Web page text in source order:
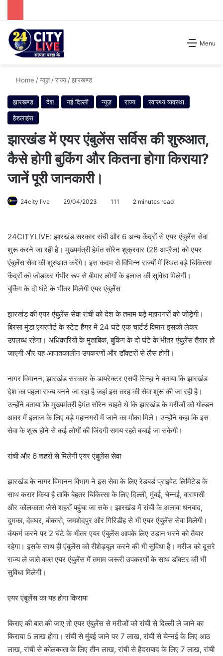
Menu
Search for
Home /न्यूज़ /राज्य /झारखण्ड
झारखण्ड देश नई दिल्ली न्यूज़ राज्य
स्वास्थ्य व्यवस्था
हेडलाइंस
झारखंड में एयर एंबुलेंस सर्विस की शुरुआत,
कैसे होगी बुकिंग और कितना होगा किराया?
जानें पूरी जानकारी।
24city live 29/04/2023 111 2 minutes read
24CITYLIVE: झारखंड सरकार रांची और 6 अन्य केंद्रों से एयर एंबुलेंस सेवा
शुरू करने जा रही है। मुख्यमंत्री हेमंत सोरेन शुक्रवार (28 अप्रैल) को एयर
एंबुलेंस सेवा की शुरुआत करेंगे। इस कदम से विभिन्न राज्यों में स्थित बड़े चिकित्सा
केंद्रों को जोड़कर गंभीर रूप से बीमार लोगों के इलाज की सुविधा मिलेगी।
बुकिंग के दो घंटे के भीतर मिलेगी एयर एंबुलेंस
झारखंड की एयर एंबुलेंस सेवा रांची को देश के तमाम बड़े महानगरों को जोड़ेगी।
बिरसा मुंडा एयरपोर्ट के स्टेट हैंगर में 24 घंटे एक चार्टर्ड विमान इसको लेकर
उपलब्ध रहेगा। अधिकारियों के मुताबिक, बुकिंग के दो घंटे के भीतर एंबुलेंस तैयार हो
जाएगी और यह आपातकालीन उपकरणों और डॉक्टरों से लैस होगी।
नागर विमानन, झारखंड सरकार के डायरेक्टर एसपी सिन्हा ने बताया कि झारखंड
देश का पहला राज्य बनने जा रहा है जहां इस तरह की सेवा शुरू की जा रही है।
उन्होंने बताया कि मुख्यमंत्री हेमंत सोरेन चाहते थे कि झारखंड के मरीजों को गोल्डन
आवर में इलाज के लिए बड़े महानगरों में जाने का मौका मिले। उन्होंने कहा कि इस
सेवा के शुरू होने से कई लोगों की जिंदगी समय रहते बचाई जा सकेगी।
रांची और 6 शहरों से मिलेगी एयर एंबुलेंस सेवा
झारखंड के नागर विमानन विभाग ने इस सेवा के लिए रेडबर्ड प्राइवेट लिमिटेड के
साथ करार किया है ताकि बेहतर चिकित्सा के लिए दिल्ली, मुंबई, चेन्नई, वाराणसी
और कोलकाता जैसे शहरों पहुंचा जा सके। झारखंड में रांची के अलावा धनबाद,
दुमका, देवघर, बोकारो, जमशेदपुर और गिरिडीह से भी एयर एंबुलेंस सेवा मिलेगी।
कंफर्म करने पर 2 घंटे के भीतर एयर एंबुलेंस आपके लिए उड़ान भरने को तैयार
रहेगा। इसके साथ ही एंबुलेंस को रीशेड्यूल करने की भी सुविधा है। मरीज को दूसरे
राज्य ले जाते वक्त एयर एंबुलेंस में तमाम जरूरी उपकरणों के साथ डॉक्टर की भी
सुविधा मिलेगी।
एयर एंबुलेंस का यह होगा किराया
किराए की बात की जाए तो एयर एंबुलेंस से मरीजों को रांची से दिल्ली ले जाने का
किराया 5 लाख होगा। रांची से मुंबई जाने पर 7 लाख, रांची से चेन्‍नई के लिए आठ
लाख, रांची से कोलकाता के लिए तीन लाख, रांची से हैदराबाद के लिए 7 लाख, रांची